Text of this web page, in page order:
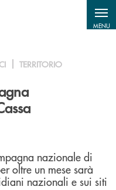
MENU
TERRITORIO
nazionale di
oltre un mese sarà
nazionali e sui siti